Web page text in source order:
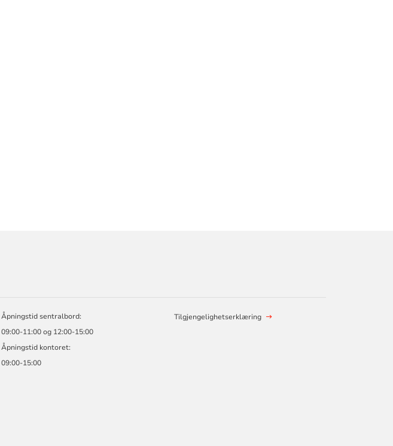
Åpningstid sentralbord:
09:00-11:00 og 12:00-15:00
Åpningstid kontoret:
09:00-15:00
Tilgjengelighetserklæring